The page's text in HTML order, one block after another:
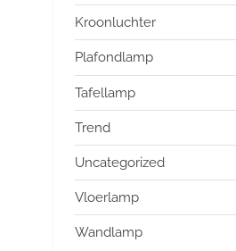
Kroonluchter
Plafondlamp
Tafellamp
Trend
Uncategorized
Vloerlamp
Wandlamp